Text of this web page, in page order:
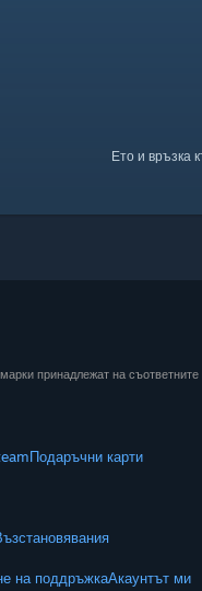
Ето и връзка
принадлежат на
Подаръчни карти
на поддръжкаАкаунтът ми